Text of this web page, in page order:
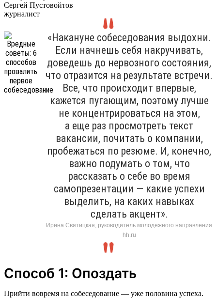
Сергей Пустовойтов
журналист
«Накануне собеседования выдохни.
Если начнешь себя накручивать,
доведешь до нервозного состояния,
что отразится на результате встречи.
Все, что происходит впервые,
кажется пугающим, поэтому лучше
не концентрироваться на этом,
а еще раз просмотреть текст
вакансии, почитать о компании,
пробежаться по резюме. И, конечно,
важно подумать о том, что
рассказать о себе во время
самопрезентации — какие успехи
выделить, на каких навыках
сделать акцент».
Ирина Святицкая, руководитель молодежного направления
hh.ru
Способ 1: Опоздать
Прийти вовремя на собеседование — уже половина успеха.